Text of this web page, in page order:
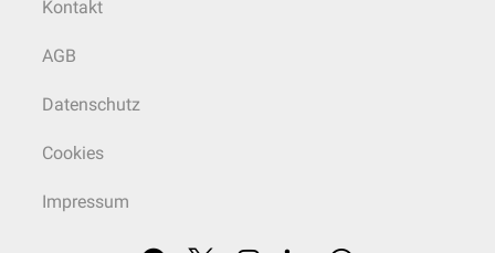
Kontakt
AGB
Datenschutz
Cookies
Impressum